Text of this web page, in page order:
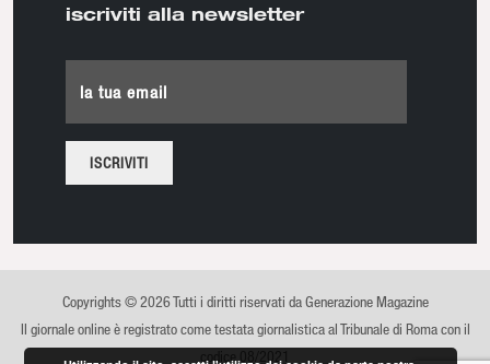
iscriviti alla newsletter
la tua email
Copyrights © 2026 Tutti i diritti riservati da Generazione Magazine
Il giornale online è registrato come testata giornalistica al Tribunale di Roma con il